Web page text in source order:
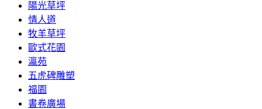
陽光草坪
情人道
牧羊草坪
歐式花園
瀛苑
五虎碑雕塑
福園
書卷廣場